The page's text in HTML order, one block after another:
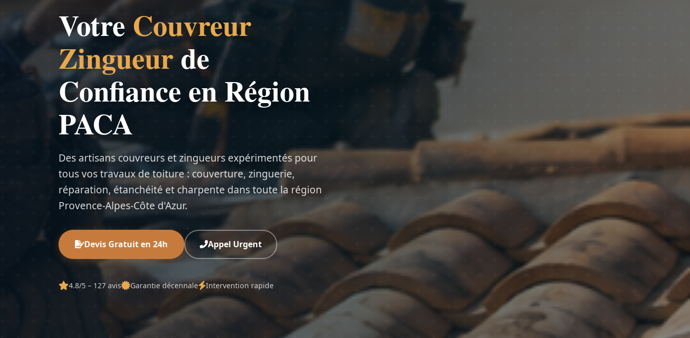
VotreCouvreur
Zingueurde
Confiance en Région
PACA
Des artisans couvreurs et zingueurs expérimentés pour
tous vos travaux de toiture : couverture, zinguerie,
réparation, étanchéité et charpente dans toute la région
Provence-Alpes-Côte d'Azur.
Devis Gratuit en 24h Appel Urgent
4.8/5 – 127 avis Garantie décennale Intervention rapide